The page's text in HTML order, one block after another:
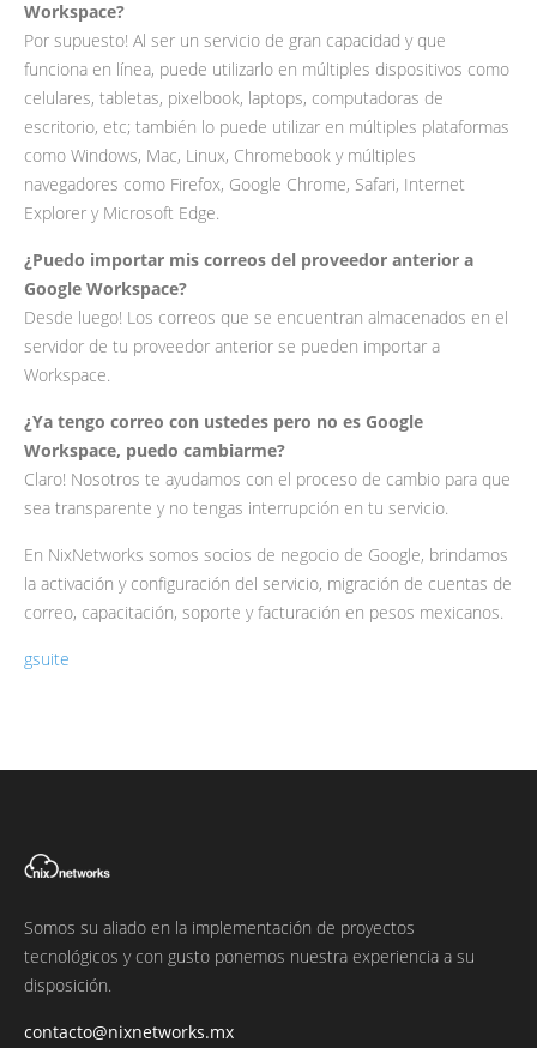
Workspace?
Por supuesto! Al ser un servicio de gran capacidad y que
funciona en línea, puede utilizarlo en múltiples dispositivos como
celulares, tabletas, pixelbook, laptops, computadoras de
escritorio, etc; también lo puede utilizar en múltiples plataformas
como Windows, Mac, Linux, Chromebook y múltiples
navegadores como Firefox, Google Chrome, Safari, Internet
Explorer y Microsoft Edge.
¿Puedo importar mis correos del proveedor anterior a
Google Workspace?
Desde luego! Los correos que se encuentran almacenados en el
servidor de tu proveedor anterior se pueden importar a
Workspace.
¿Ya tengo correo con ustedes pero no es Google
Workspace, puedo cambiarme?
Claro! Nosotros te ayudamos con el proceso de cambio para que
sea transparente y no tengas interrupción en tu servicio.
En NixNetworks somos socios de negocio de Google, brindamos
la activación y configuración del servicio, migración de cuentas de
correo, capacitación, soporte y facturación en pesos mexicanos.
gsuite
Somos su aliado en la implementación de proyectos
tecnológicos y con gusto ponemos nuestra experiencia a su
disposición.
contacto@nixnetworks.mx